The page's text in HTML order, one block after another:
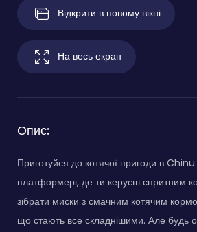
Відкрити в новому вікні
На весь екран
Опис:
Приготуйся до котячої пригоди в
платформері, де ти керуєш спритним
зібрати миски з смачним котячим
що стають все складнішими. Але будь